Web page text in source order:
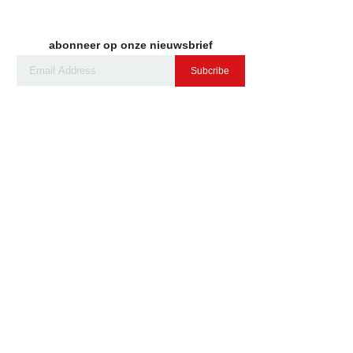
abonneer op onze nieuwsbrief
Subcribe